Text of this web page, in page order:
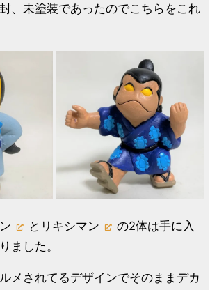
、未塗装であったのでこちらをこれ
と リキシマン
の2体は手に入
ました。
メされてるデザインでそのままデカ